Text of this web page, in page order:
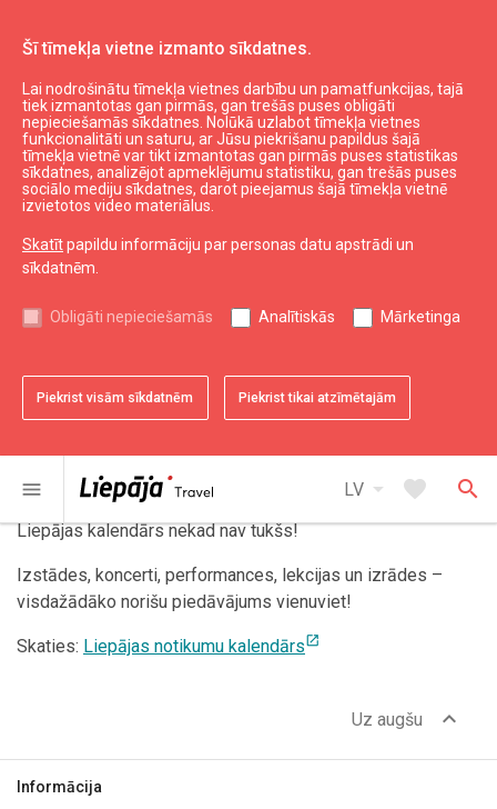
Šī tīmekļa vietne izmanto sīkdatnes.
Lai nodrošinātu tīmekļa vietnes darbību un pamatfunkcijas, tajā
tiek izmantotas gan pirmās, gan trešās puses obligāti
nepieciešamās sīkdatnes. Nolūkā uzlabot tīmekļa vietnes
funkcionalitāti un saturu, ar Jūsu piekrišanu papildus šajā
tīmekļa vietnē var tikt izmantotas gan pirmās puses statistikas
sīkdatnes, analizējot apmeklējumu statistiku, gan trešās puses
sociālo mediju sīkdatnes, darot pieejamus šajā tīmekļa vietnē
izvietotos video materiālus.
Skatītpapildu informāciju par personas datu apstrādi un
sīkdatnēm.
Obligāti nepieciešamās Analītiskās Mārketinga
Piekrist visām sīkdatnēm Piekrist tikai atzīmētajām
menu LV arrow_drop_down favorite search
Aktuāli Jaunumi
Notikumu kalendārs
Liepājas kalendārs nekad nav tukšs!
Izstādes, koncerti, performances, lekcijas un izrādes –
visdažādāko norišu piedāvājums vienuviet!
Skaties: Liepājas notikumu kalendārsopen_in_new
Uz augšu expand_less
Informācija